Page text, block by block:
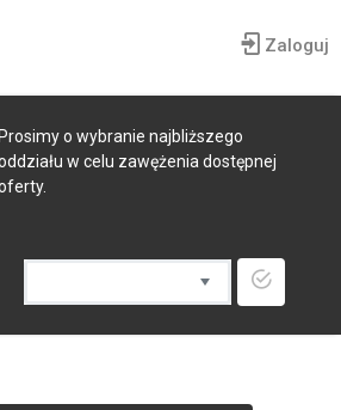
Zaloguj
Prosimy o wybranie najbliższego
w celu zawężenia dostępnej
> Wędliny i przetwory drobiowe